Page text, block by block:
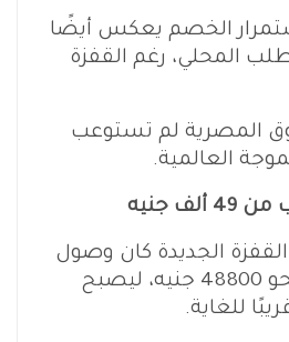
الخصم يعكس أيضًا
المحلي، رغم القفزة
المصرية لم تستوعب
العالمية.
جنيه
الجديدة كان وصول
الجنيه الذهب إلى نحو 48800 جنيه، ليصبح